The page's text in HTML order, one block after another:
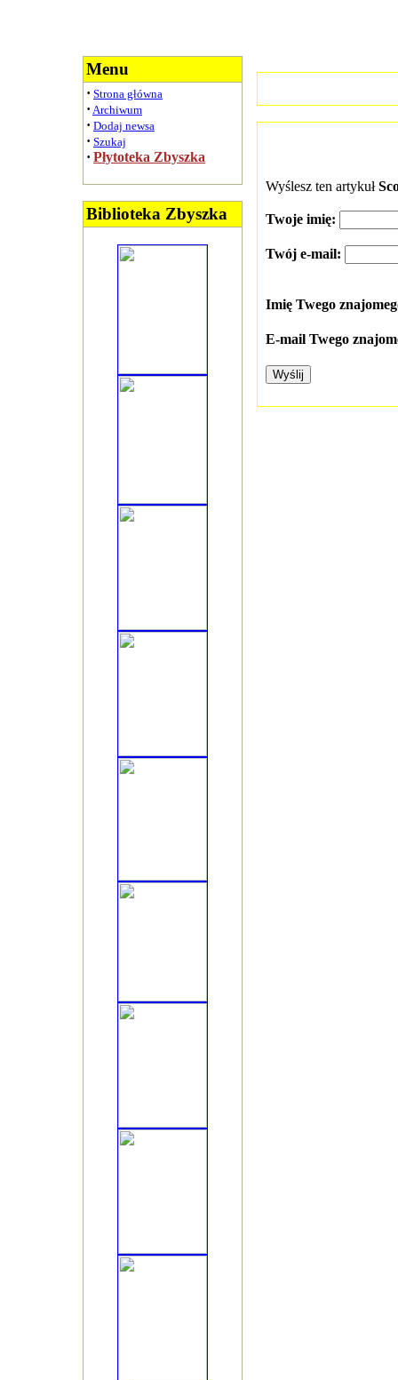
Menu
· Strona główna
· Archiwum
· Dodaj newsa
· Szukaj
· Płytoteka Zbyszka
Biblioteka Zbyszka
Wyślesz ten artykuł
Twoje imię:
Twój e-mail:
Imię Twego
E-mail Twego